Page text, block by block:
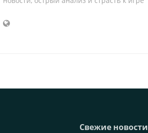
Свежие новости